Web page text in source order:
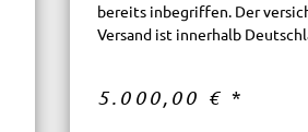
bereits inbegriffen. Der
Versand ist innerhalb
5.000,00 € *